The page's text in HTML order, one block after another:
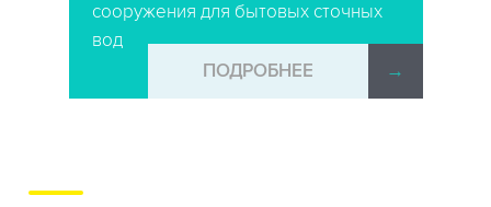
сооружения для бытовых сточных
вод
ПОДРОБНЕЕ
→